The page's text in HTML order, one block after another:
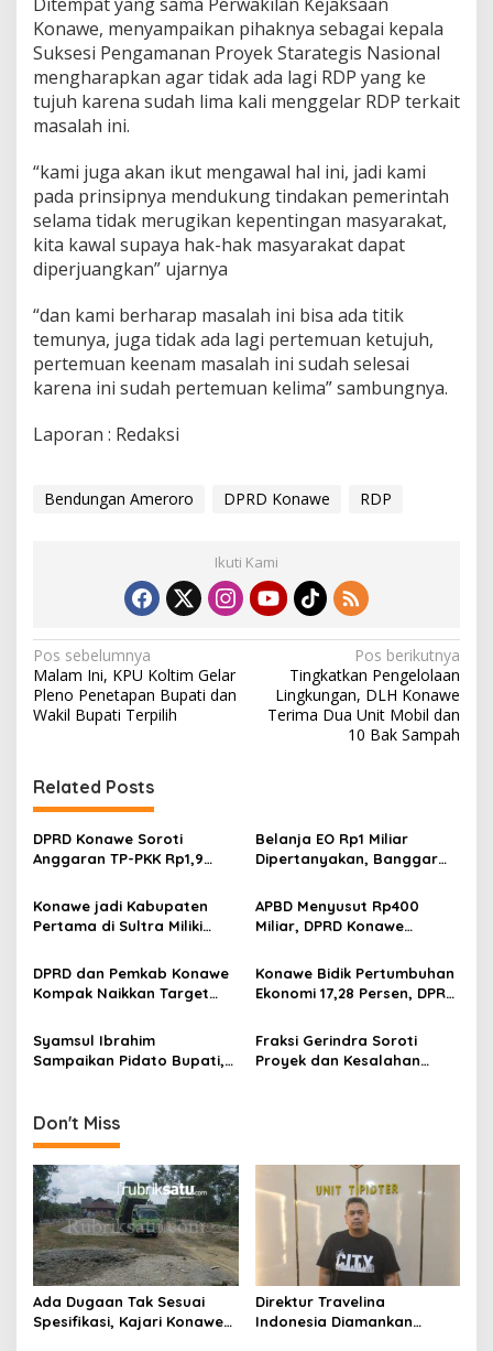
Konawe, menyampaikan pihaknya sebagai kepala
Suksesi Pengamanan Proyek Starategis Nasional
mengharapkan agar tidak ada lagi RDP yang ke
tujuh karena sudah lima kali menggelar RDP terkait
masalah ini.
“kami juga akan ikut mengawal hal ini, jadi kami
pada prinsipnya mendukung tindakan pemerintah
selama tidak merugikan kepentingan masyarakat,
kita kawal supaya hak-hak masyarakat dapat
diperjuangkan” ujarnya
“dan kami berharap masalah ini bisa ada titik
temunya, juga tidak ada lagi pertemuan ketujuh,
pertemuan keenam masalah ini sudah selesai
karena ini sudah pertemuan kelima” sambungnya.
Laporan : Redaksi
Bendungan Ameroro DPRD Konawe RDP
Ikuti Kami
N
a
v
g
a
s
i
p
o
s
Pos sebelumnya
Malam Ini, KPU Koltim Gelar
Pleno Penetapan Bupati dan
Wakil Bupati Terpilih
Pos berikutnya
Tingkatkan Pengelolaan
Lingkungan, DLH Konawe
Terima Dua Unit Mobil dan
10 Bak Sampah
Related Posts
DPRD Konawe Soroti
Anggaran TP-PKK Rp1,9
untuk Perjalanan Dinas
Belanja EO Rp1 Miliar
Dipertanyakan, Banggar
Pariwisata Konawe
Dirasionalisasi
Konawe jadi Kabupaten
Pertama di Sultra Miliki
Digital, DPRD Restui
Anggaran Rp200 Juta
APBD Menyusut Rp400
Miliar, DPRD Konawe
dan Tepat Sasaran
DPRD dan Pemkab Konawe
Kompak Naikkan Target
Konawe Bidik Pertumbuhan
Ekonomi 17,28 Persen, DPRD
Realistis
Syamsul Ibrahim
Sampaikan Pidato Bupati,
Berkualitas
Fraksi Gerindra Soroti
Proyek dan Kesalahan
Don't Miss
Ada Dugaan Tak Sesuai
Spesifikasi, Kajari Konawe
Direktur Travelina
Indonesia Diamankan